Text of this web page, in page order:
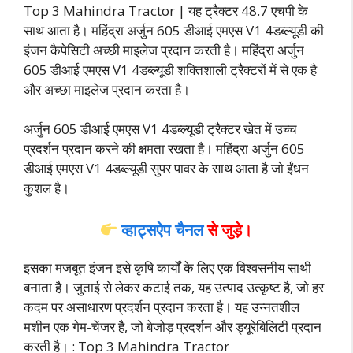
Top 3 Mahindra Tractor | यह ट्रैक्टर 48.7 एचपी के
साथ आता है। महिंद्रा अर्जुन 605 डीआई एमएस V1 4डब्ल्यूडी की
इंजन कैपेसिटी अच्छी माइलेज प्रदान करती है। महिंद्रा अर्जुन
605 डीआई एमएस V1 4डब्ल्यूडी शक्तिशाली ट्रैक्टरों में से एक है
और अच्छा माइलेज प्रदान करता है।
अर्जुन 605 डीआई एमएस V1 4डब्ल्यूडी ट्रैक्टर खेत में उच्च
प्रदर्शन प्रदान करने की क्षमता रखता है। महिंद्रा अर्जुन 605
डीआई एमएस V1 4डब्ल्यूडी सुपर पावर के साथ आता है जो ईंधन
कुशल है।
व्हाट्सऐप चैनलसे जुड़े।
इसका मजबूत इंजन इसे कृषि कार्यों के लिए एक विश्वसनीय साथी
बनाता है। जुताई से लेकर कटाई तक, यह उत्पाद उत्कृष्ट है, जो हर
कदम पर असाधारण प्रदर्शन प्रदान करता है। यह उन्नतशील
मशीन एक गेम-चेंजर है, जो बेजोड़ प्रदर्शन और ड्यूरेबिलिटी प्रदान
करती है। : Top 3 Mahindra Tractor